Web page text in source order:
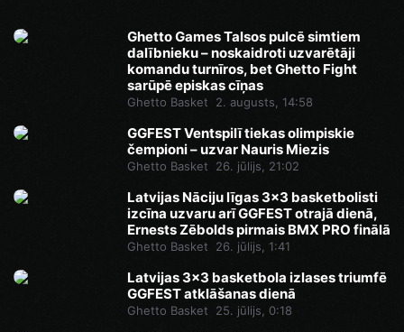
Ghetto Games Talsos pulcē simtiem
dalībnieku – noskaidroti uzvarētāji
komandu turnīros, bet Ghetto Fight
sarūpē episkas cīņas
Ghetto Basket 2. augusts, 14:58
GGFEST Ventspilī tiekas olimpiskie
čempioni – uzvar Nauris Miezis
Ghetto Basket 26. jūlijs, 21:02
Latvijas Nāciju līgas 3x3 basketbolisti
izcīna uzvaru arī GGFEST otrajā dienā,
Ernests Zēbolds pirmais BMX PRO finālā
Ghetto Basket 26. jūlijs, 1:41
Latvijas 3x3 basketbola izlases triumfē
GGFEST atklāšanas dienā
Ghetto Basket 25. jūlijs, 0:18